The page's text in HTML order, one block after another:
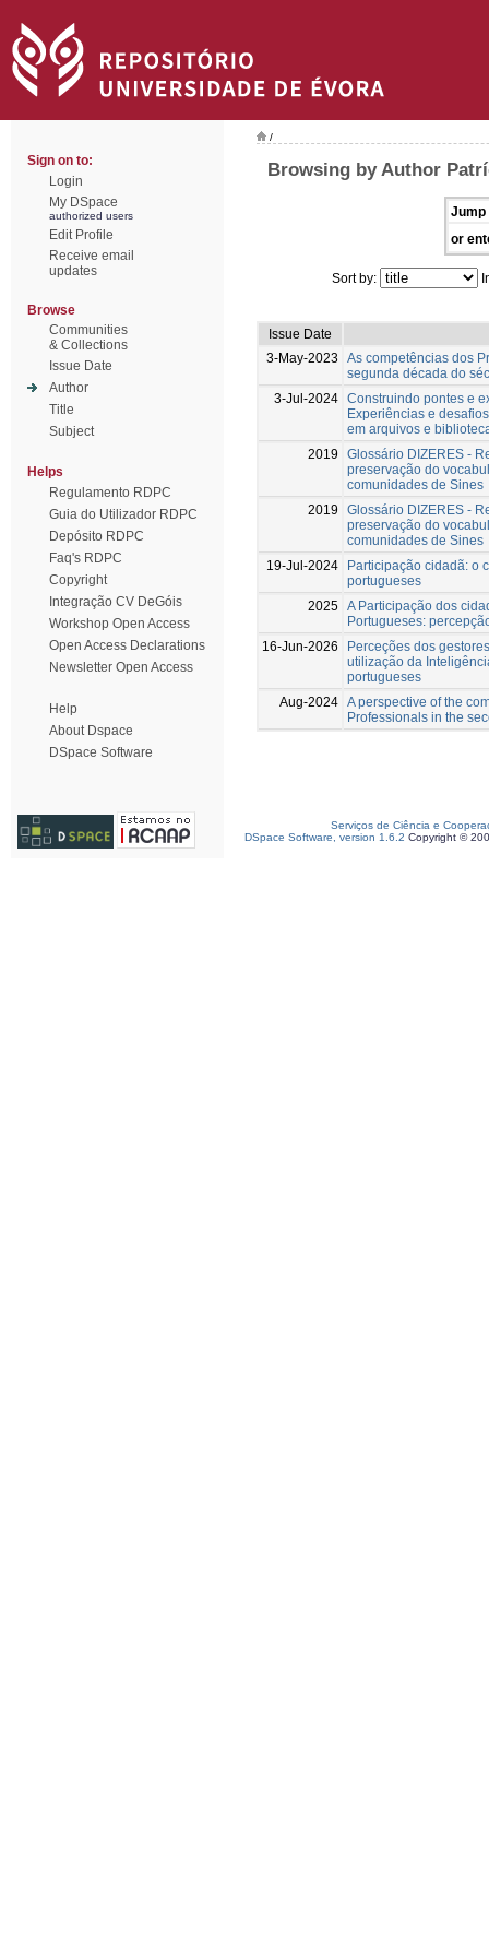
Sign on to:
Login
My DSpace
authorized users
Edit Profile
Receive email
updates
Browse
Communities
& Collections
Issue Date
Author
Title
Subject
Helps
Regulamento RDPC
Guia do Utilizador RDPC
Depósito RDPC
Faq's RDPC
Copyright
Integração CV DeGóis
Workshop Open Access
Open Access Declarations
Newsletter Open Access
Help
About Dspace
DSpace Software
/
Browsing by Author
Jump
or
Sort by:
Issue Date
3-May-2023
As competências dos
segunda década do
3-Jul-2024 Construindo pontes e
Experiências e
em arquivos e
2019
Glossário DIZERES -
preservação do
comunidades de Sines
2019
Glossário DIZERES -
preservação do
comunidades de Sines
19-Jul-2024
Participação cidadã: o
portugueses
2025 A Participação dos
Portugueses:
16-Jun-2026
Perceções dos
utilização da
portugueses
Aug-2024 A perspective of the
Professionals in the
Serviços de Ciência e
DSpace Software, version 1.6.2 Copyright ©